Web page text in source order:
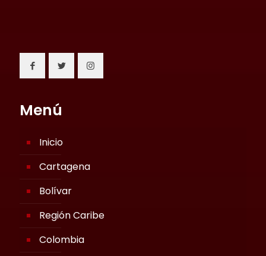
Menú
Inicio
Cartagena
Bolívar
Región Caribe
Colombia